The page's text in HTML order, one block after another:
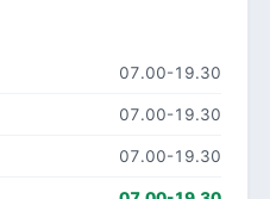
07.00-19.30
07.00-19.30
07.00-19.30